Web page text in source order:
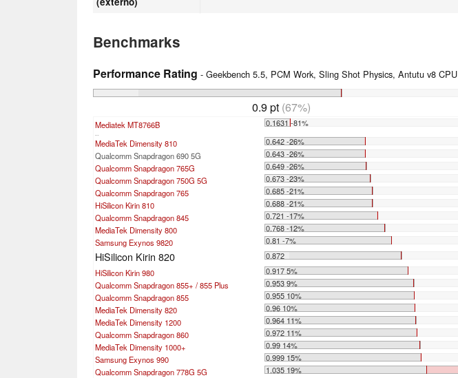
Benchmarks
Performance Rating - Geekbench 5.5, PCM Work, Sling Shot Physics, Antutu v8 CPU
0.9 pt (67%)
Mediatek MT8766B 0.1631 -81%
MediaTek Dimensity 810
0.642 -26%
Qualcomm Snapdragon 690 5G
0.643 -26%
Qualcomm Snapdragon 765G
0.649 -26%
Qualcomm Snapdragon 750G 5G
0.673 -23%
Qualcomm Snapdragon 765
0.685 -21%
HiSilicon Kirin 810
0.688 -21%
Qualcomm Snapdragon 845
0.721 -17%
MediaTek Dimensity 800
0.768 -12%
Samsung Exynos 9820
0.81 -7%
HiSilicon Kirin 820
0.872
HiSilicon Kirin 980
0.917 5%
Qualcomm Snapdragon 855+ / 855 Plus
0.953 9%
Qualcomm Snapdragon 855
0.955 10%
MediaTek Dimensity 820
0.96 10%
MediaTek Dimensity 1200
0.964 11%
Qualcomm Snapdragon 860
0.972 11%
MediaTek Dimensity 1000+
0.99 14%
Samsung Exynos 990
0.999 15%
Qualcomm Snapdragon 778G 5G
1.035 19%